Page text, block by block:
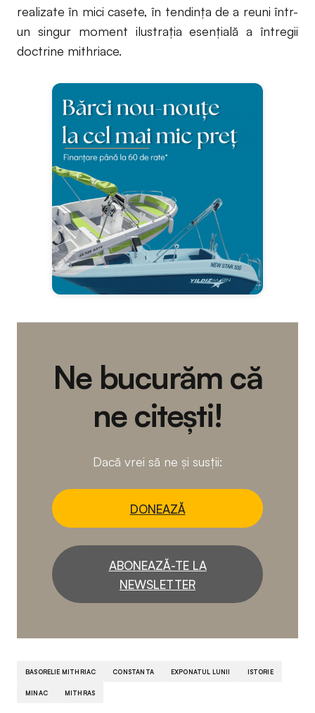
realizate în mici casete, în tendința de a reuni într-
un singur moment ilustrația esențială a întregii
doctrine mithriace.
Ne bucurăm că
ne citești!
Dacă vrei să ne și susții:
DONEAZĂ
ABONEAZĂ-TE LA
NEWSLETTER
BASORELIE MITHRIAC CONSTANTA EXPONATUL LUNII ISTORIE
MINAC MITHRAS